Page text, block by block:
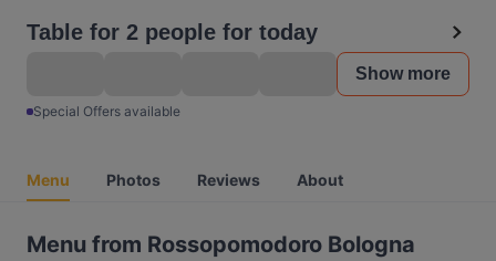
Table for 2 people for today
Show more
Special Offers available
Menu Photos Reviews About
Menu from Rossopomodoro Bologna